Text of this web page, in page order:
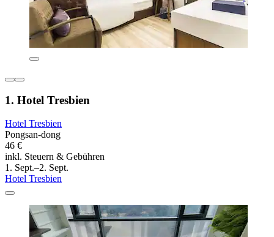
1. Hotel Tresbien
Hotel Tresbien
Pongsan-dong
46 €
inkl. Steuern & Gebühren
1. Sept.–2. Sept.
Hotel Tresbien